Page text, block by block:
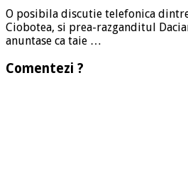
O posibila discutie telefonica
Ciobotea, si prea-razganditul
anuntase ca taie …
Comentezi ?